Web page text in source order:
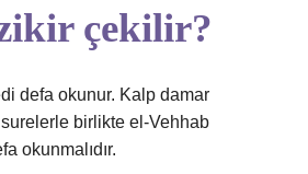
çekilir?
defa okunur. Kalp damar
birlikte el-Vehhab
okunmalıdır.